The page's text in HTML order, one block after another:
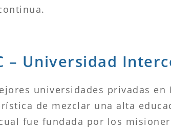
– Universidad
universidades privadas
de mezclar una alta
fue fundada por los